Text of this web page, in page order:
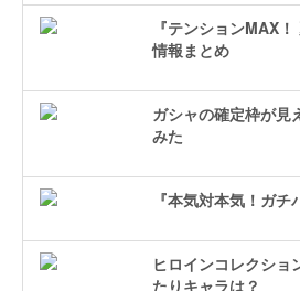
『テンションMAX
情報まとめ
ガシャの確定枠が見
みた
『本気対本気！ガ
ヒロインコレクショ
たりキャラは？